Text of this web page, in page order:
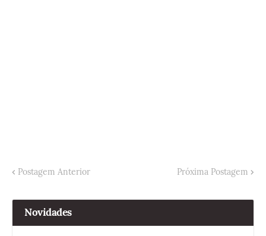
Postagem Anterior Próxima Postagem
Novidades